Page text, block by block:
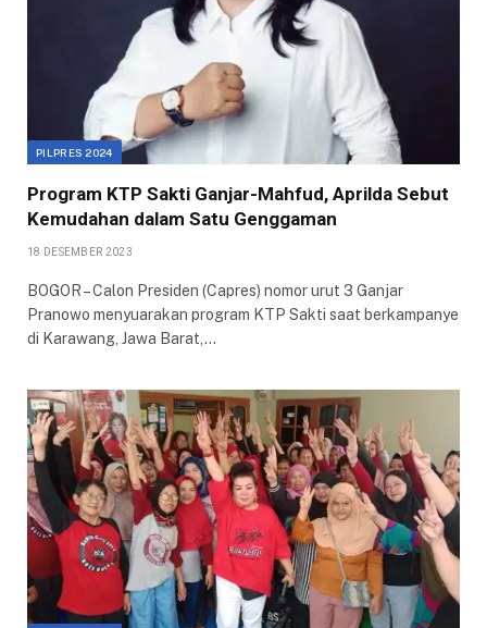
PILPRES 2024
Program KTP Sakti Ganjar-Mahfud, Aprilda Sebut
Kemudahan dalam Satu Genggaman
18 DESEMBER 2023
BOGOR – Calon Presiden (Capres) nomor urut 3 Ganjar
Pranowo menyuarakan program KTP Sakti saat berkampanye
di Karawang, Jawa Barat,…